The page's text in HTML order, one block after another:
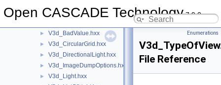
Open CASCADE Technology7.9.0
► V3d.hxx
► V3d_BadValue.hxx
► V3d_CircularGrid.hxx
► V3d_DirectionalLight.hxx
► V3d_ImageDumpOptions.hxx
► V3d_Light.hxx
Enumerations
File Reference